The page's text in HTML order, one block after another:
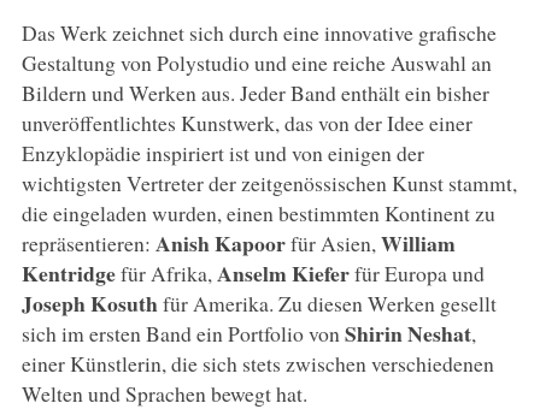
Das Werk zeichnet sich durch eine innovative grafische
Gestaltung von Polystudio und eine reiche Auswahl an
Bildern und Werken aus. Jeder Band enthält ein bisher
unveröffentlichtes Kunstwerk, das von der Idee einer
Enzyklopädie inspiriert ist und von einigen der
wichtigsten Vertreter der zeitgenössischen Kunst stammt,
die eingeladen wurden, einen bestimmten Kontinent zu
repräsentieren: Anish Kapoorfür Asien, William
Kentridgefür Afrika, Anselm Kieferfür Europa und
Joseph Kosuthfür Amerika. Zu diesen Werken gesellt
sich im ersten Band ein Portfolio von Shirin Neshat,
einer Künstlerin, die sich stets zwischen verschiedenen
Welten und Sprachen bewegt hat.